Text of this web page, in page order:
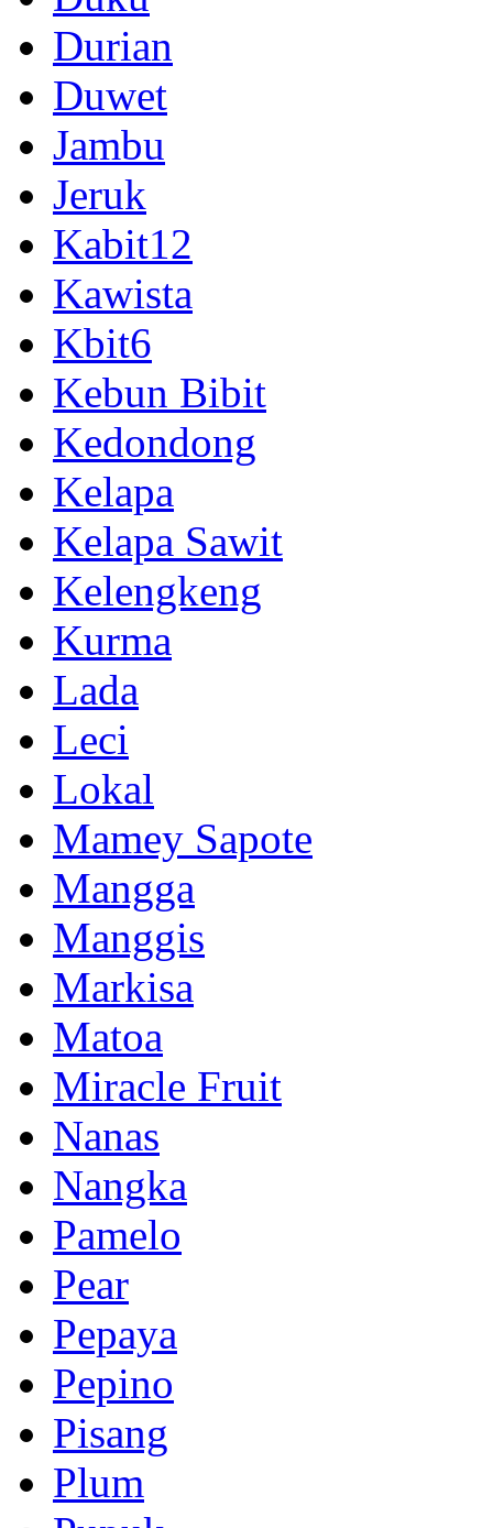
Durian
Duwet
Jambu
Jeruk
Kabit12
Kawista
Kbit6
Kebun Bibit
Kedondong
Kelapa
Kelapa Sawit
Kelengkeng
Kurma
Lada
Leci
Lokal
Mamey Sapote
Mangga
Manggis
Markisa
Matoa
Miracle Fruit
Nanas
Nangka
Pamelo
Pear
Pepaya
Pepino
Pisang
Plum